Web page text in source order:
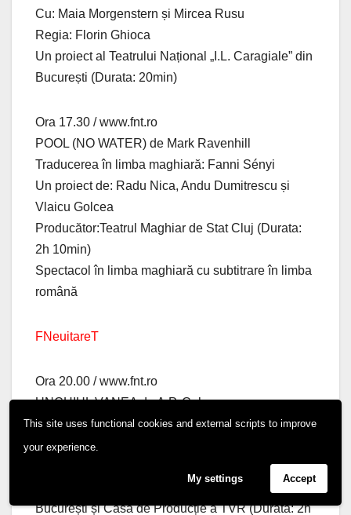
This site uses functional cookies and external scripts to improve
your experience.
My settings Accept
Cu: Maia Morgenstern și Mircea Rusu
Regia: Florin Ghioca
Un proiect al Teatrului Național „I.L. Caragiale” din
București (Durata: 20min)
Ora 17.30 / www.fnt.ro
POOL (NO WATER) de Mark Ravenhill
Traducerea în limba maghiară: Fanni Sényi
Un proiect de: Radu Nica, Andu Dumitrescu și
Vlaicu Golcea
Producător:Teatrul Maghiar de Stat Cluj (Durata:
2h 10min)
Spectacol în limba maghiară cu subtitrare în limba
română
FNeuitareT
Ora 20.00 / www.fnt.ro
UNCHIUL VANEA de A.P. Cehov
Traducerea: Moni Ghelerter şi Radu Teculescu
Regia: Yuri Kordonsky
Coproducție: Teatrul „Lucia Sturdza Bulandra”
București și Casa de Producție a TVR (Durata: 2h